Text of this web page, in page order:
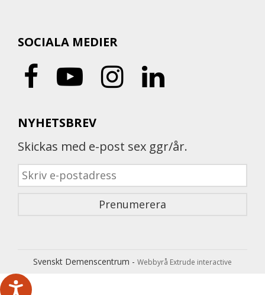
SOCIALA MEDIER
NYHETSBREV
Skickas med e-post sex ggr/år.
Svenskt Demenscentrum - Webbyrå Extrude interactive